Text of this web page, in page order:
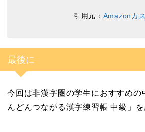
引用元： Amazonカ
最後に
今回は非漢字圏の学生におすすめの
んどんつながる漢字練習帳 中級」を